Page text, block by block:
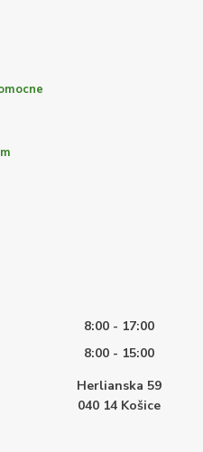
8:00 - 17:00
8:00 - 15:00
Herlianska 59
040 14 Košice